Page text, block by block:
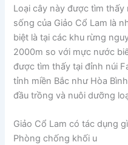
Loại cây này được tìm
sống của Giảo Cổ Lam là
biệt là tại các khu rừng
2000m so với mực nước
được tìm thấy tại đỉnh núi
tỉnh miền Bắc như Hòa
đầu trồng và nuôi dưỡng
Giảo Cổ Lam có tác dụng
Phòng chống khối u